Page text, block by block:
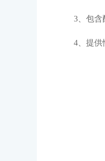
3、包含
4、提供